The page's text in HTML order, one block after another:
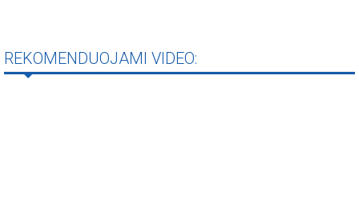
REKOMENDUOJAMI VIDEO: